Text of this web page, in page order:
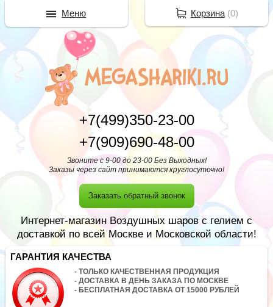
+7(499)350-23-00
+7(909)690-48-00
Звоните с 9-00 до 23-00 Без Выходных!
Заказы через сайт принимаются круглосуточно!
Заказать обратный звонок
Интернет-магазин Воздушных шаров с гелием с
доставкой по всей Москве и Московской области!
ГАРАНТИЯ КАЧЕСТВА
- ТОЛЬКО КАЧЕСТВЕННАЯ ПРОДУКЦИЯ
- ДОСТАВКА В ДЕНЬ ЗАКАЗА ПО МОСКВЕ
- БЕСПЛАТНАЯ ДОСТАВКА ОТ 15000 РУБЛЕЙ
Корзина(0)
Меню